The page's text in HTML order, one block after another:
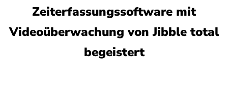
Zeiterfassungssoftware mit
Videoüberwachung von Jibble total
begeistert